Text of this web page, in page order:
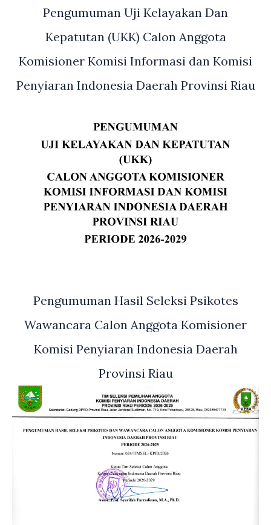
Pengumuman Uji Kelayakan Dan
Kepatutan (UKK) Calon Anggota
Komisioner Komisi Informasi dan Komisi
Penyiaran Indonesia Daerah Provinsi Riau
Pengumuman Hasil Seleksi Psikotes
Wawancara Calon Anggota Komisioner
Komisi Penyiaran Indonesia Daerah
Provinsi Riau